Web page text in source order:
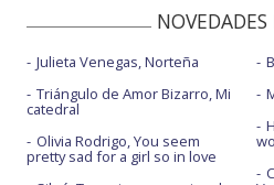
NOVEDADES
Julieta Venegas, Norteña
Triángulo de Amor Bizarro, Mi
catedral
Olivia Rodrigo, You seem
pretty sad for a girl so in love